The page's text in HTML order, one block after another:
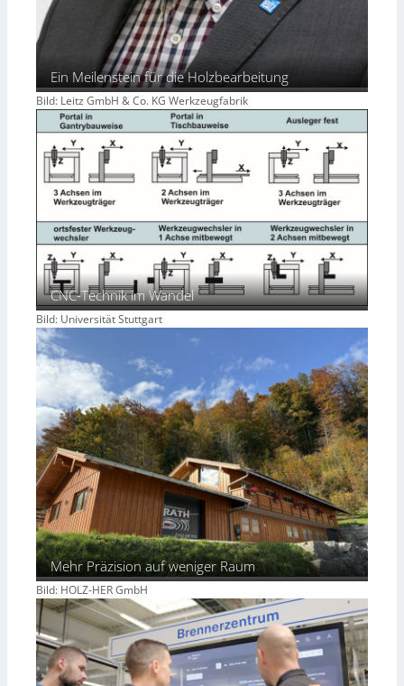
Ein Meilenstein für die Holzbearbeitung
Bild: Leitz GmbH & Co. KG Werkzeugfabrik
CNC-Technik im Wandel
Bild: Universität Stuttgart
Mehr Präzision auf weniger Raum
Bild: HOLZ-HER GmbH